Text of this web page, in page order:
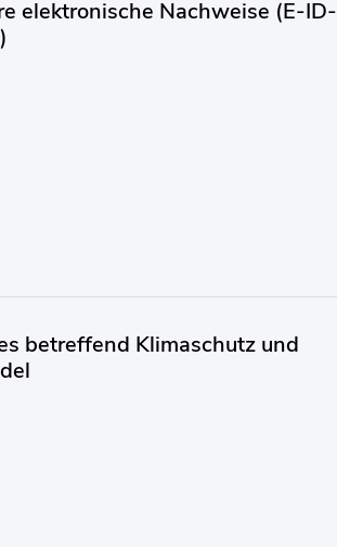
elektronische Nachweise (E-ID-
betreffend Klimaschutz und